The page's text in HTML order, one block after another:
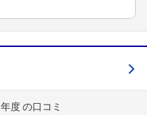
度